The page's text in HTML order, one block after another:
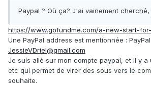
Paypal ? Où ça? J'ai vainement
https://www.gofundme.com/a-new-start-
Une PayPal address est mentionnée :
JessieVDriel@gmail.com
Je suis allé sur mon compte paypal, et il y a
etc qui permet de virer des sous vers le
souhaite.